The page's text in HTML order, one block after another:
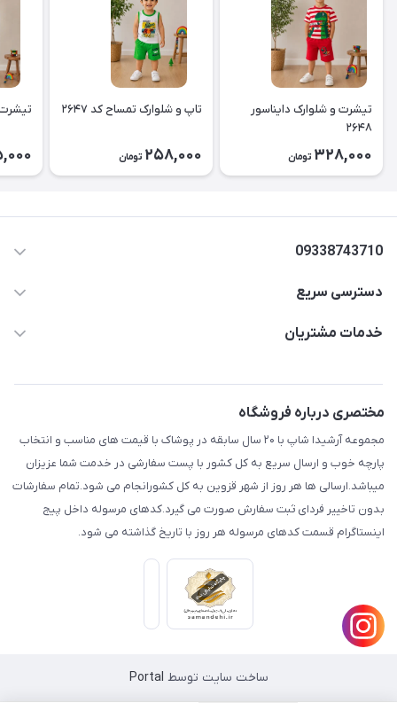
تیشرت و شلوارک دایناسور
۲۶۴۸
328,000 تومان
تاپ و شلوارک تمساح کد ۲۶۴۷
258,000 تومان
تیشرت
09338743710
دسترسی سریع
حساب کاربری
لیست محصولات
درباره ما
تماس با ما
خدمات مشتریان
مختصری درباره فروشگاه
مجموعه آرشیدا شاپ با ۲۰ سال سابقه در پوشاک با قیمت های مناسب و انتخاب
پارچه خوب و ارسال سریع به کل کشور با پست سفارشی در خدمت شما عزیزان
میباشد.ارسالی ها هر روز از شهر قزوین به کل کشورانجام می شود.تمام سفارشات
بدون تاخییر فردای ثبت سفارش صورت می گیرد.کدهای مرسوله داخل پیج
اینستاگرام قسمت کدهای مرسوله هر روز با تاریخ گذاشته می شود.
ساخت سایت توسط Portal